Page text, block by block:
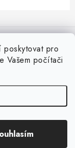
poskytovat pro
Vašem počítači
Upravit nastavení